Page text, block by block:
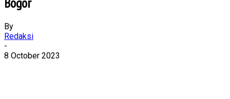
By
Redaksi
-
8 October 2023